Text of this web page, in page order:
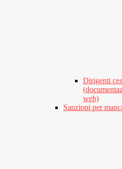
Dirigenti
web)
Sanzioni per